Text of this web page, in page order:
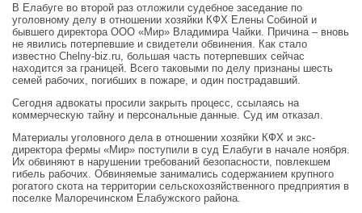
В Елабуге во второй раз отложили судебное заседание по
уголовному делу в отношении хозяйки КФХ Елены Собиной и
бывшего директора ООО «Мир» Владимира Чайки. Причина – вновь
не явились потерпевшие и свидетели обвинения. Как стало
известно Chelny-biz.ru, большая часть потерпевших сейчас
находится за границей. Всего таковыми по делу признаны шесть
семей рабочих, погибших в пожаре, и один пострадавший.
Сегодня адвокаты просили закрыть процесс, ссылаясь на
коммерческую тайну и персональные данные. Суд им отказал.
Материалы уголовного дела в отношении хозяйки КФХ и экс-
директора фермы «Мир» поступили в суд Елабуги в начале ноября.
Их обвиняют в нарушении требований безопасности, повлекшем
гибель рабочих. Обвиняемые занимались содержанием крупного
рогатого скота на территории сельскохозяйственного предприятия в
поселке Малоречинском Елабужского района.